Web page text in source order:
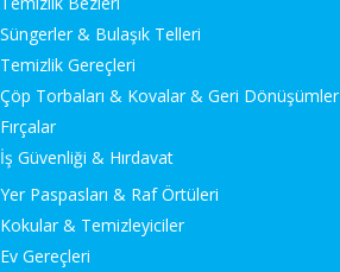
Süngerler & Bulaşık Telleri
Temizlik Gereçleri
Çöp Torbaları & Kovalar & Geri Dönüşümler
Fırçalar
İş Güvenliği & Hırdavat
Yer Paspasları & Raf Örtüleri
Kokular & Temizleyiciler
Ev Gereçleri